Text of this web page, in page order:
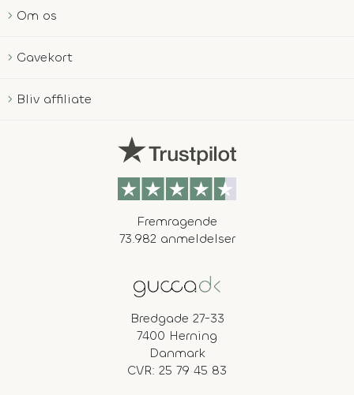
Om os
Gavekort
Bliv affiliate
Fremragende
73.982 anmeldelser
Bredgade 27-33
7400 Herning
Danmark
CVR: 25 79 45 83